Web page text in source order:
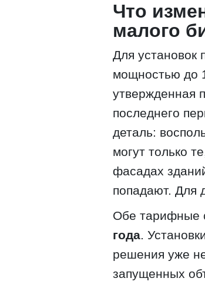
Что
малого
Для установок
мощностью до
утвержденная
последнего
деталь:
могут только
фасадах
попадают. Для
Обе тарифные
года.
решения уже
запущенных